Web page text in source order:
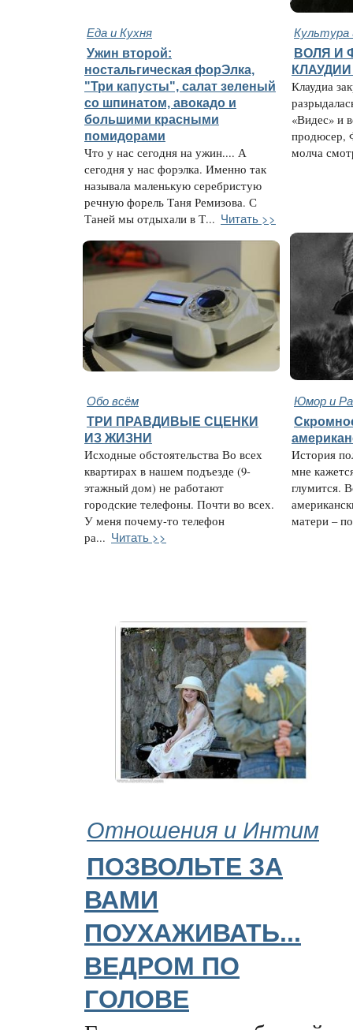
Еда и Кухня Культура
Ужин второй:
ностальгическая форЭлка,
"Три капусты", салат зеленый
со шпинатом, авокадо и
большими красными
помидорами
Что у нас сегодня на ужин.... А
сегодня у нас форэлка. Именно так
называла маленькую серебристую
речную форель Таня Ремизова. С
Таней мы отдыхали в Т... Читать >>
ВОЛЯ И
Клаудиа
«Видес» и
продюсер,
молча
Обо всём Юмор и
ТРИ ПРАВДИВЫЕ СЦЕНКИ
ИЗ ЖИЗНИ
Исходные обстоятельства Во всех
квартирах в нашем подъезде (9-
этажный дом) не работают
городские телефоны. Почти во всех.
У меня почему-то телефон
ра... Читать >>
История
мне
глумится.
матери –
Отношения и Интим
ПОЗВОЛЬТЕ ЗА
ВАМИ
ПОУХАЖИВАТЬ...
ВЕДРОМ ПО
ГОЛОВЕ